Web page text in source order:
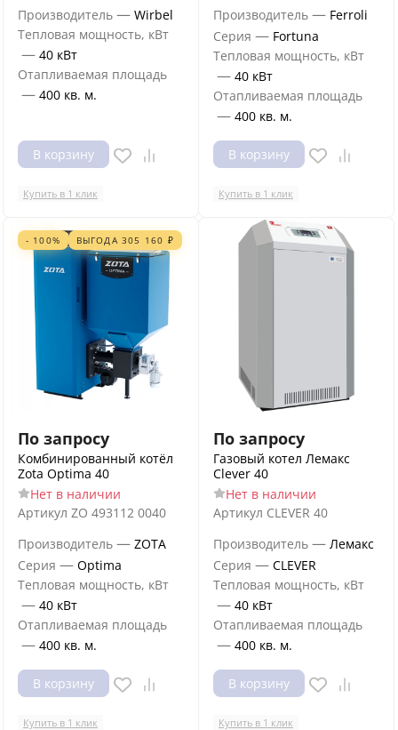
Производитель — Wirbel
Тепловая мощность, кВт
— 40 кВт
Отапливаемая площадь
— 400 кв. м.
В корзину
Купить в 1 клик
Производитель — Ferroli
Серия — Fortuna
Тепловая мощность, кВт
— 40 кВт
Отапливаемая площадь
— 400 кв. м.
В корзину
Купить в 1 клик
- 100% ВЫГОДА 305 160 ₽
По запросу
Комбинированный котёл
Zota Optima 40
Нет в наличии
Артикул ZO 493112 0040
Производитель — ZOTA
Серия — Optima
Тепловая мощность, кВт
— 40 кВт
Отапливаемая площадь
— 400 кв. м.
В корзину
Купить в 1 клик
По запросу
Газовый котел Лемакс
Clever 40
Нет в наличии
Артикул CLEVER 40
Производитель — Лемакс
Серия — CLEVER
Тепловая мощность, кВт
— 40 кВт
Отапливаемая площадь
— 400 кв. м.
В корзину
Купить в 1 клик